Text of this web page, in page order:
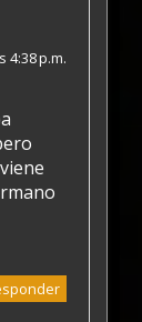
4:38 p.m.